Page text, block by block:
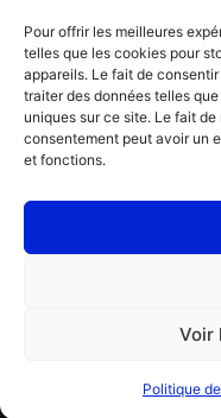
Pour offrir les meilleures
telles que les cookies pour
appareils. Le fait de
traiter des données telles
uniques sur ce site. Le fait
consentement peut avoir un
et fonctions.
Voir
Politique
PROFISSIONAL
Pedir uma reparação